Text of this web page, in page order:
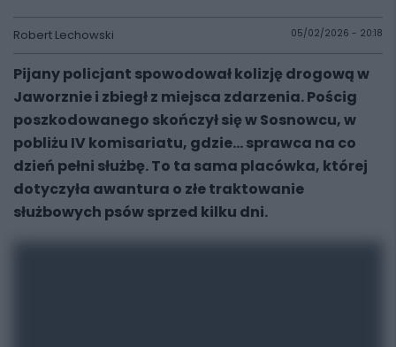
Robert Lechowski 05/02/2026 - 20:18
Pijany policjant spowodował kolizję drogową w
Jaworznie i zbiegł z miejsca zdarzenia. Pościg
poszkodowanego skończył się w Sosnowcu, w
pobliżu IV komisariatu, gdzie… sprawca na co
dzień pełni służbę. To ta sama placówka, której
dotyczyła awantura o złe traktowanie
służbowych psów sprzed kilku dni.